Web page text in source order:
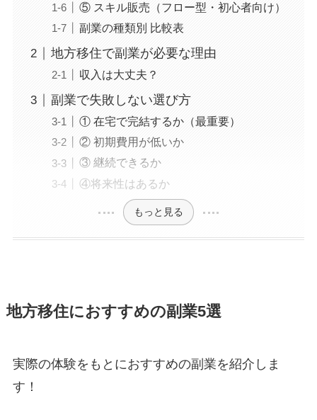
⑤ スキル販売（フロー型・初心者向け）
副業の種類別 比較表
地方移住で副業が必要な理由
収入は大丈夫？
副業で失敗しない選び方
① 在宅で完結するか（最重要）
② 初期費用が低いか
③ 継続できるか
④将来性はあるか
もっと見る
地方移住におすすめの副業5選
実際の体験をもとにおすすめの副業を紹介しま
す！